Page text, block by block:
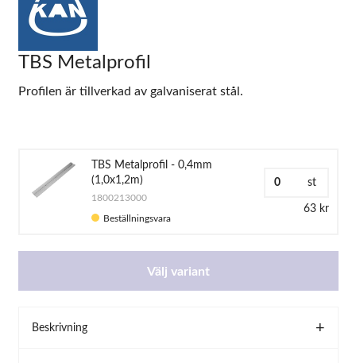
TBS Metalprofil
Profilen är tillverkad av galvaniserat stål.
TBS Metalprofil - 0,4mm
(1,0x1,2m)
1800213000
Beställningsvara
63 kr
st
Välj variant
Beskrivning